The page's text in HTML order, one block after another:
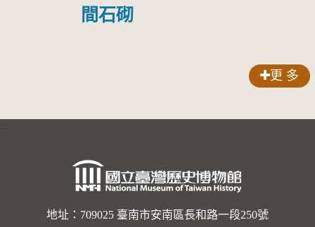
間石砌
更 多
地址：709025 臺南市安南區長和路一段250號